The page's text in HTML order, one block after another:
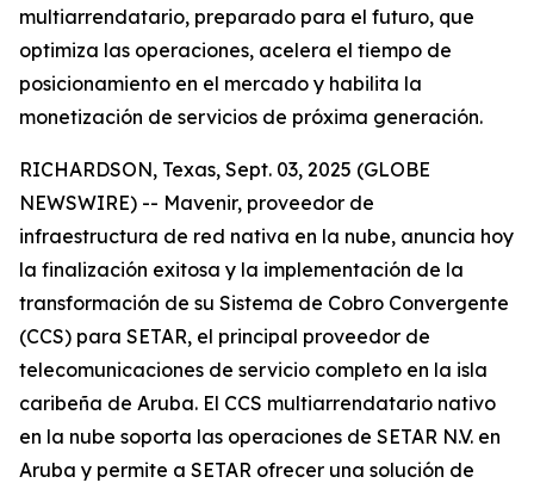
multiarrendatario, preparado para el futuro, que
optimiza las operaciones, acelera el tiempo de
posicionamiento en el mercado y habilita la
monetización de servicios de próxima generación.
RICHARDSON, Texas, Sept. 03, 2025 (GLOBE
NEWSWIRE) -- Mavenir, proveedor de
infraestructura de red nativa en la nube, anuncia hoy
la finalización exitosa y la implementación de la
transformación de su Sistema de Cobro Convergente
(CCS) para SETAR, el principal proveedor de
telecomunicaciones de servicio completo en la isla
caribeña de Aruba. El CCS multiarrendatario nativo
en la nube soporta las operaciones de SETAR N.V. en
Aruba y permite a SETAR ofrecer una solución de